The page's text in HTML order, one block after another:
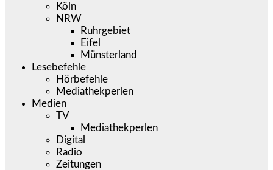
Köln
NRW
Ruhrgebiet
Eifel
Münsterland
Lesebefehle
Hörbefehle
Mediathekperlen
Medien
TV
Mediathekperlen
Digital
Radio
Zeitungen